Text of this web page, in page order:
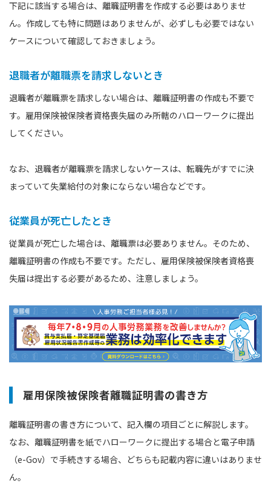
下記に該当する場合は、離職証明書を作成する必要はありませ
ん。作成しても特に問題はありませんが、必ずしも必要ではない
ケースについて確認しておきましょう。
退職者が離職票を請求しないとき
退職者が離職票を請求しない場合は、離職証明書の作成も不要で
す。雇用保険被保険者資格喪失届のみ所轄のハローワークに提出
してください。
なお、退職者が離職票を請求しないケースは、転職先がすでに決
まっていて失業給付の対象にならない場合などです。
従業員が死亡したとき
従業員が死亡した場合は、離職票は必要ありません。そのため、
離職証明書の作成も不要です。ただし、雇用保険被保険者資格喪
失届は提出する必要があるため、注意しましょう。
雇用保険被保険者離職証明書の書き方
離職証明書の書き方について、記入欄の項目ごとに解説します。
なお、離職証明書を紙でハローワークに提出する場合と電子申請
（e-Gov）で手続きする場合、どちらも記載内容に違いはありませ
ん。